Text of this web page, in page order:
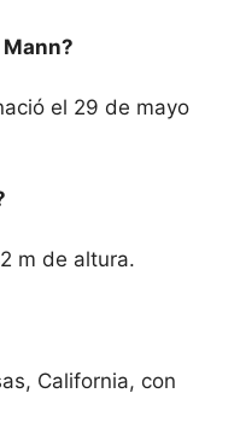
el 29 de mayo
m de altura.
California, con